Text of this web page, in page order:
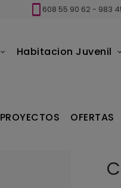
608 55 90 62 - 983
Habitacion Juvenil
PROYECTOS OFERTAS